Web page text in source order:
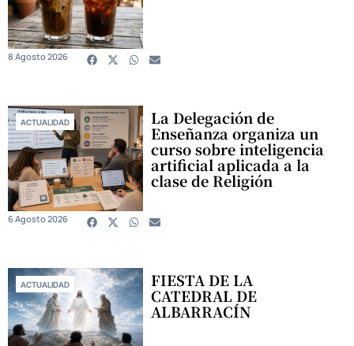
8 Agosto 2026
ACTUALIDAD La Delegación de
Enseñanza organiza un
curso sobre inteligencia
artificial aplicada a la
clase de Religión
6 Agosto 2026
ACTUALIDAD FIESTA DE LA
CATEDRAL DE
ALBARRACÍN